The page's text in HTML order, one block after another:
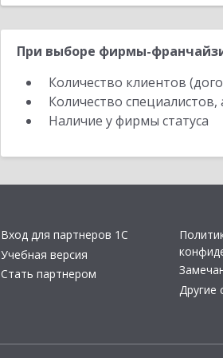
При выборе фирмы-
Количество клиентов
Количество
Наличие у фирмы статуса
Вход для партнеров 1С
Учебная версия
Стать партнером
Другие